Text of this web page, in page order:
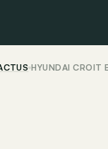
HYUNDAI CROIT